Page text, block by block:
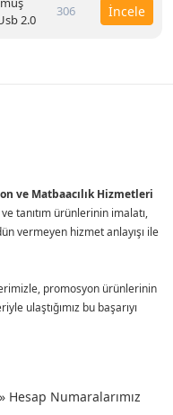
2.0
306 İncele
ve Matbaacılık Hizmetleri
tanıtım ürünlerinin imalatı,
vermeyen hizmet anlayışı ile
promosyon ürünlerinin
ulaştığımız bu başarıyı
» Hesap Numaralarımız